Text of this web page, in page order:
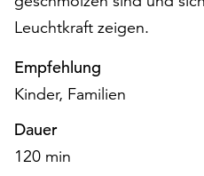
Cookies
werden
ohne
Ihr
weiterhin
ausgeführt.
Leuchtkraft zeigen.
Empfehlung
Kinder, Familien
Dauer
120 min